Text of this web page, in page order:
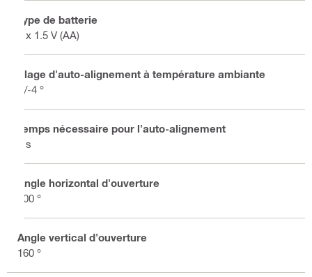
Type de batterie
4 x 1.5 V (AA)
Plage d'auto-alignement à température ambiante
+/-4 °
Temps nécessaire pour l'auto-alignement
3 s
Angle horizontal d'ouverture
200 °
Angle vertical d'ouverture
160 °